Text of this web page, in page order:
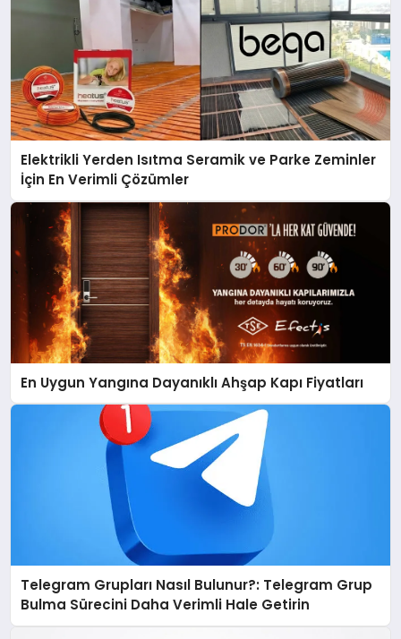
Elektrikli Yerden Isıtma Seramik ve Parke Zeminler
İçin En Verimli Çözümler
En Uygun Yangına Dayanıklı Ahşap Kapı Fiyatları
Telegram Grupları Nasıl Bulunur?: Telegram Grup
Bulma Sürecini Daha Verimli Hale Getirin